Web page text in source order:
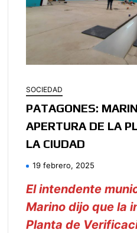
SOCIEDAD
PATAGONES:
APERTURA DE LA
LA CIUDAD
19 febrero, 2025
El intendente
Marino dijo que la
Planta de